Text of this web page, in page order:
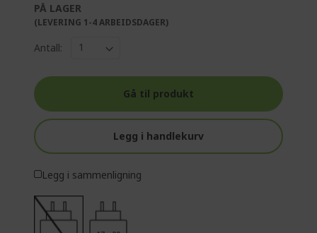
PÅ LAGER
(LEVERING 1-4 ARBEIDSDAGER)
Antall:
Gå til produkt
Legg i handlekurv
Legg i sammenligning